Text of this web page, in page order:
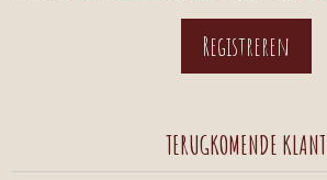
TERUGKOMENDE KLANT